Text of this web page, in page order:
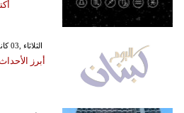
GMT 12:52 2019 الثلاثاء ,03 كانون الأول / ديسمبر
أبرز